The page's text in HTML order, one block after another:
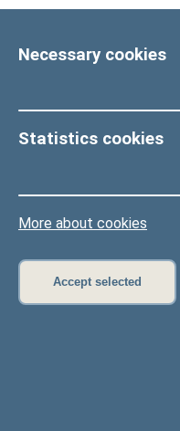
Necessary cookies
Statistics cookies
More about cookies
Accept selected
Sitting in
Home>